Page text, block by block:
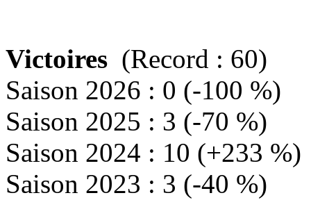
Victoires (Record : 60)
Saison 2026 : 0 (-100 %)
Saison 2025 : 3 (-70 %)
Saison 2024 : 10 (+233 %)
Saison 2023 : 3 (-40 %)